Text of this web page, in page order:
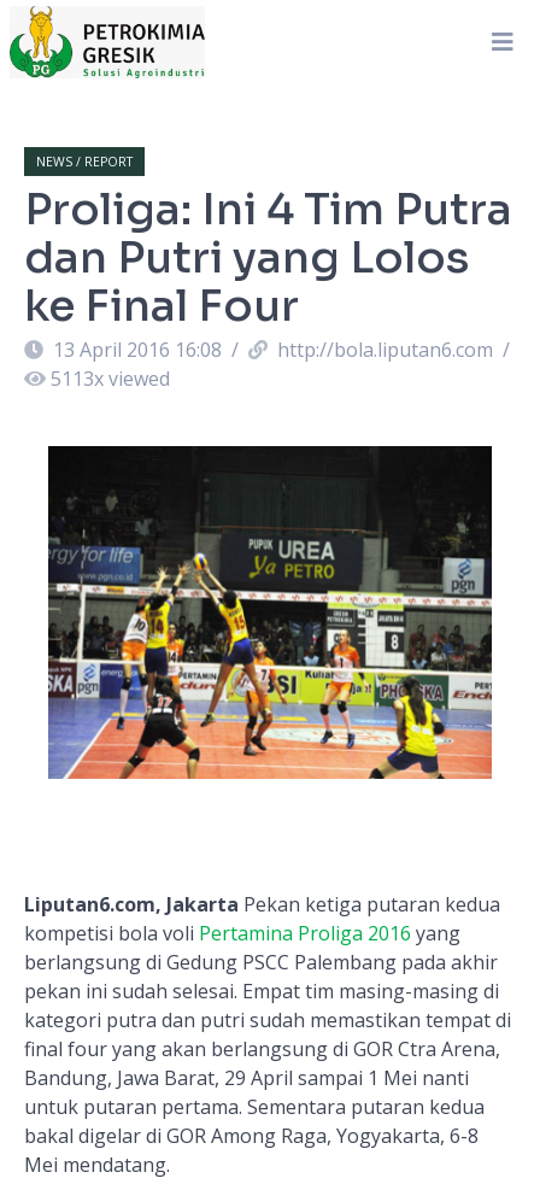
NEWS / REPORT
Proliga: Ini 4 Tim Putra
dan Putri yang Lolos
ke Final Four
13 April 2016 16:08 / http://bola.liputan6.com /
5113x viewed
Liputan6.com, Jakarta Pekan ketiga putaran kedua
kompetisi bola voli Pertamina Proliga 2016 yang
berlangsung di Gedung PSCC Palembang pada akhir
pekan ini sudah selesai. Empat tim masing-masing di
kategori putra dan putri sudah memastikan tempat di
final four yang akan berlangsung di GOR Ctra Arena,
Bandung, Jawa Barat, 29 April sampai 1 Mei nanti
untuk putaran pertama. Sementara putaran kedua
bakal digelar di GOR Among Raga, Yogyakarta, 6-8
Mei mendatang.